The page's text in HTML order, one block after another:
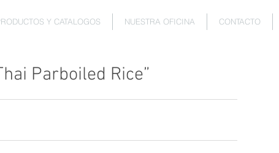
Y CATALOGOS NUESTRA OFICINA CONTACTO
Parboiled Rice”